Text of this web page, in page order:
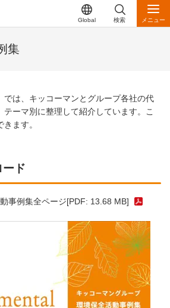
Global 検索 メニュー
集
では、キッコーマンとグループ各社の代
ーマ別に整理して紹介しています。こ
ます。
ード
事例集全ページ[PDF: 13.68 MB]